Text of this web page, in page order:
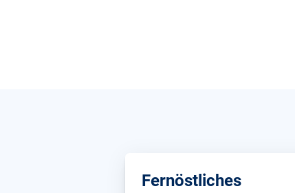
Fernöstliches